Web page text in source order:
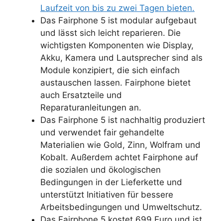
Laufzeit von bis zu zwei Tagen bieten.
Das Fairphone 5 ist modular aufgebaut
und lässt sich leicht reparieren. Die
wichtigsten Komponenten wie Display,
Akku, Kamera und Lautsprecher sind als
Module konzipiert, die sich einfach
austauschen lassen. Fairphone bietet
auch Ersatzteile und
Reparaturanleitungen an.
Das Fairphone 5 ist nachhaltig produziert
und verwendet fair gehandelte
Materialien wie Gold, Zinn, Wolfram und
Kobalt. Außerdem achtet Fairphone auf
die sozialen und ökologischen
Bedingungen in der Lieferkette und
unterstützt Initiativen für bessere
Arbeitsbedingungen und Umweltschutz.